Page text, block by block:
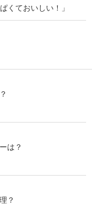
くておいしい！」
は？
？